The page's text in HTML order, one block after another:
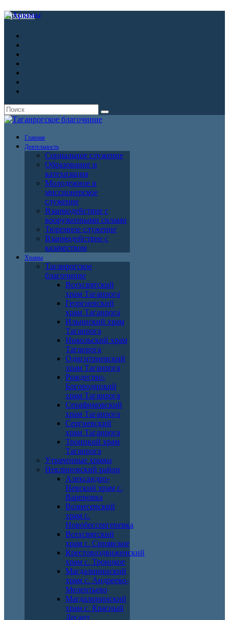
Архивы
Главная
Деятельность
Социальное служение
Образование и
катехизация
Молодежное и
миссионерское
служение
Взаимодействие с
вооруженными силами
Тюремное служение
Взаимодействие с
казачеством
Храмы
Таганрогское
благочиние
Всехсвятский
храм Таганрога
Георгиевский
храм Таганрога
Ильинский храм
Таганрога
Никольский храм
Таганрога
Одигитриевский
храм Таганрога
Рождество-
Богородицкий
храм Таганрога
Серафимовский
храм Таганрога
Сергиевский
храм Таганрога
Троицкий храм
Таганрога
Утраченные храмы
Неклиновский район
Александро-
Невский храм с.
Вареновка
Вознесенский
храм с.
Новобессергеневка
Всехсвятский
храм с. Синявское
Крестовоздвиженский
храм с. Троицкое
Магдалининский
храм с. Андреево-
Мелентьево
Магдалининский
храм с. Красный
Десант